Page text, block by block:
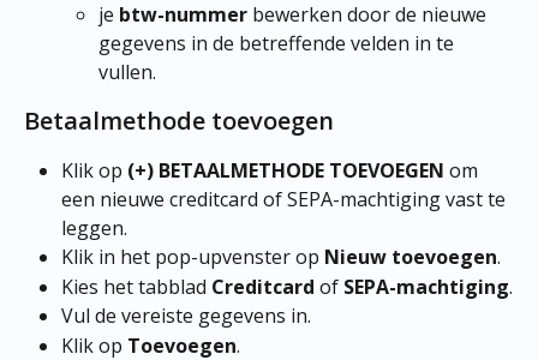
je btw-nummer bewerken door de nieuwe
gegevens in de betreffende velden in te
vullen.​
Betaalmethode toevoegen
Klik op (+) BETAALMETHODE TOEVOEGEN om
een nieuwe creditcard of SEPA-machtiging vast te
leggen.
Klik in het pop-upvenster op Nieuw toevoegen.
Kies het tabblad Creditcard of SEPA-machtiging.
Vul de vereiste gegevens in.
Klik op Toevoegen.